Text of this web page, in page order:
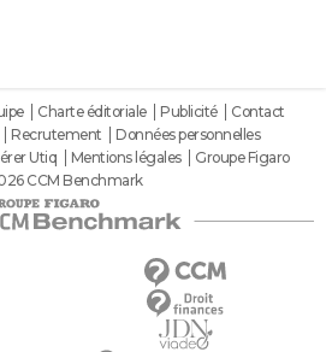
Charte éditoriale Publicité
Contact
Recrutement
Données personnelles
Utiq Mentions légales
Groupe Figaro
CCM Benchmark